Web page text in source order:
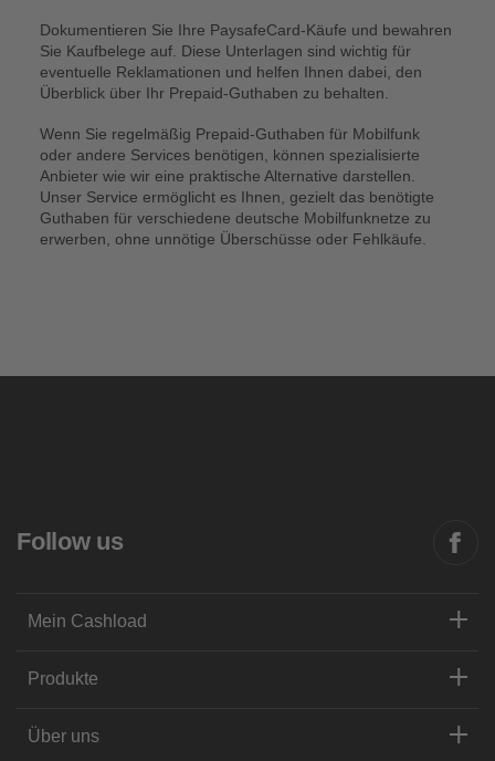
Dokumentieren Sie Ihre PaysafeCard-Käufe und bewahren
Sie Kaufbelege auf. Diese Unterlagen sind wichtig für
eventuelle Reklamationen und helfen Ihnen dabei, den
Überblick über Ihr Prepaid-Guthaben zu behalten.
Wenn Sie regelmäßig Prepaid-Guthaben für Mobilfunk
oder andere Services benötigen, können spezialisierte
Anbieter wie wir eine praktische Alternative darstellen.
Unser Service ermöglicht es Ihnen, gezielt das benötigte
Guthaben für verschiedene deutsche Mobilfunknetze zu
erwerben, ohne unnötige Überschüsse oder Fehlkäufe.
Follow us
Mein Cashload
Produkte
Über uns